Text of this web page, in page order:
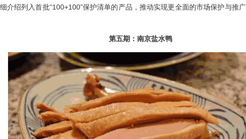
绍列入首批“100+100”保护清单的产品，推动实现更全面的市场保护与推
第五期：南京盐水鸭